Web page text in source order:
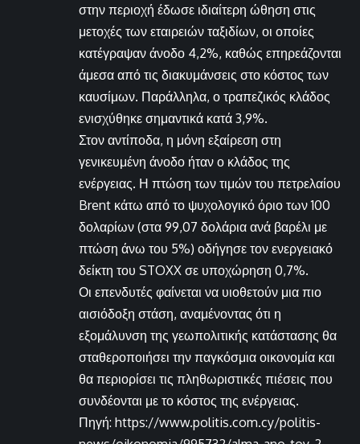
στην περιοχή έδωσε ιδιαίτερη ώθηση στις
μετοχές των εταιρειών ταξιδίων, οι οποίες
κατέγραψαν άνοδο 4,2%, καθώς επηρεάζονται
άμεσα από τις διακυμάνσεις στο κόστος των
καυσίμων. Παράλληλα, ο τραπεζικός κλάδος
ενισχύθηκε σημαντικά κατά 3,9%.
Στον αντίποδα, η μόνη εξαίρεση στη
γενικευμένη άνοδο ήταν ο κλάδος της
ενέργειας. Η πτώση των τιμών του πετρελαίου
Brent κάτω από το ψυχολογικό όριο των 100
δολαρίων (στα 99,07 δολάρια ανά βαρέλι με
πτώση άνω του 5%) οδήγησε τον ενεργειακό
δείκτη του STOXX σε υποχώρηση 0,7%.
Οι επενδυτές φαίνεται να υιοθετούν μια πιο
αισιόδοξη στάση, αναμένοντας ότι η
εξομάλυνση της γεωπολιτικής κατάστασης θα
σταθεροποιήσει την παγκόσμια οικονομία και
θα περιορίσει τις πληθωριστικές πιέσεις που
συνδέονται με το κόστος της ενέργειας.
Πηγή: https://www.politis.com.cy/politis-